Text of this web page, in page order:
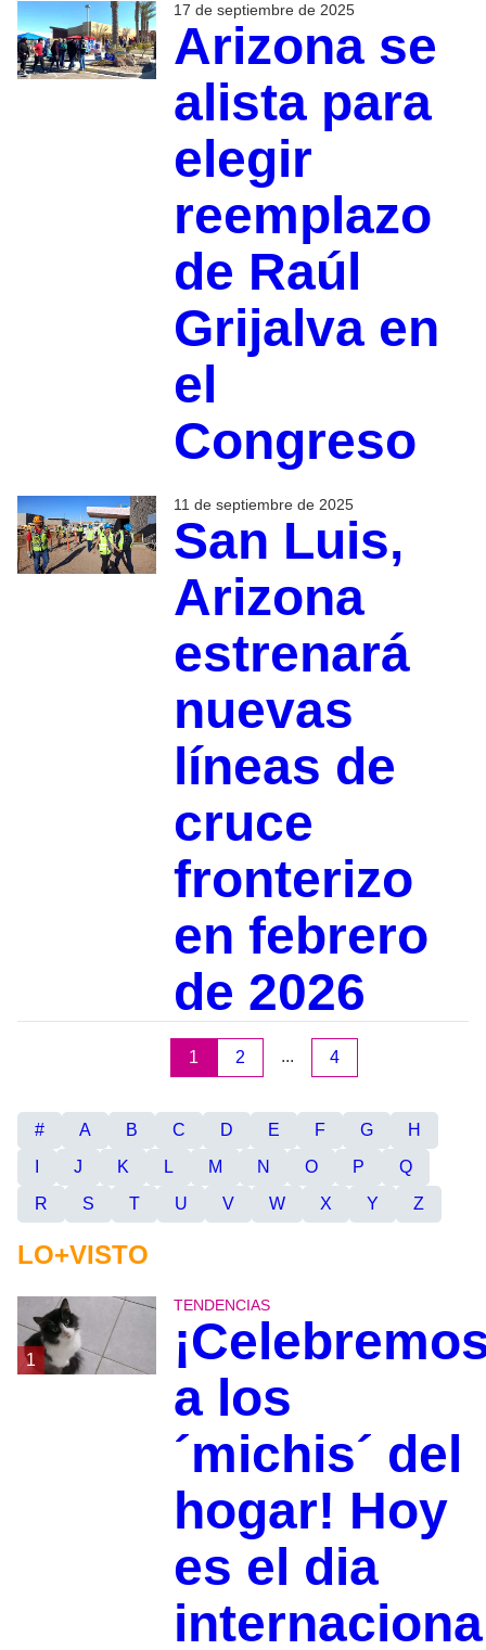
17 de septiembre de 2025
Arizona se
alista para
elegir
reemplazo
de Raúl
Grijalva en
el
Congreso
11 de septiembre de 2025
San Luis,
Arizona
estrenará
nuevas
líneas de
cruce
fronterizo
en febrero
de 2026
1 2 ... 4
# A B C D E F G
H
J K L M N O P
Q
R
S T U V W X Y Z
LO+VISTO
1
TENDENCIAS
a los
´michis´ del
hogar! Hoy
es el dia